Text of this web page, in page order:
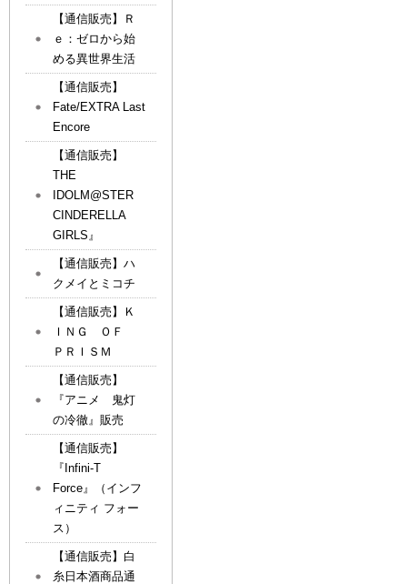
【通信販売】Ｒ
ｅ：ゼロから始
める異世界生活
【通信販売】
Fate/EXTRA Last
Encore
【通信販売】
THE
IDOLM@STER
CINDERELLA
GIRLS』
【通信販売】ハ
クメイとミコチ
【通信販売】Ｋ
ＩＮＧ ＯＦ
ＰＲＩＳＭ
【通信販売】
『アニメ 鬼灯
の冷徹』販売
【通信販売】
『Infini-T
Force』（インフ
ィニティ フォー
ス）
【通信販売】白
糸日本酒商品通